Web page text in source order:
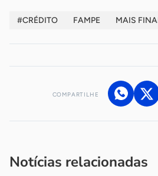
#CRÉDITO FAMPE MAIS
COMPARTILHE
Notícias relacionadas